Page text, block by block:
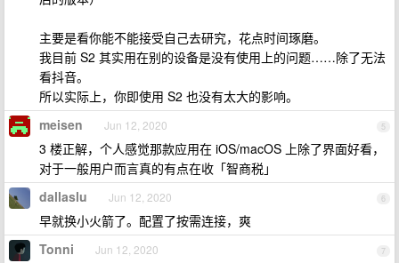
主要是看你能不能接受自己去研究，花点时间琢磨。
我目前 S2 其实用在别的设备是没有使用上的问题……除了无法
看抖音。
所以实际上，你即使用 S2 也没有太大的影响。
5
meisen Jun 12, 2020
3 楼正解，个人感觉那款应用在 iOS/macOS 上除了界面好看，
对于一般用户而言真的有点在收「智商税」
6
dallaslu Jun 12, 2020
早就换小火箭了。配置了按需连接，爽
7
Tonni Jun 12, 2020